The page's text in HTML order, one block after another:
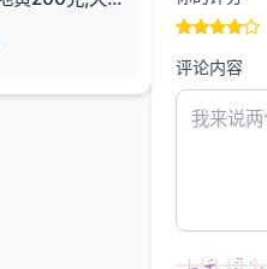
评论内容